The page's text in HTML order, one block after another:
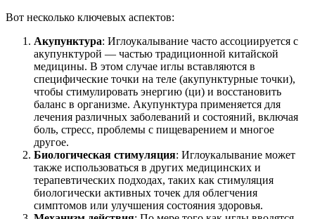
Вот несколько ключевых аспектов:
Акупунктура: Иглоукалывание часто ассоциируется с
акупунктурой — частью традиционной китайской
медицины. В этом случае иглы вставляются в
специфические точки на теле (акупунктурные точки),
чтобы стимулировать энергию (ци) и восстановить
баланс в организме. Акупунктура применяется для
лечения различных заболеваний и состояний, включая
боль, стресс, проблемы с пищеварением и многое
другое.
Биологическая стимуляция: Иглоукалывание может
также использоваться в других медицинских и
терапевтических подходах, таких как стимуляция
биологически активных точек для облегчения
симптомов или улучшения состояния здоровья.